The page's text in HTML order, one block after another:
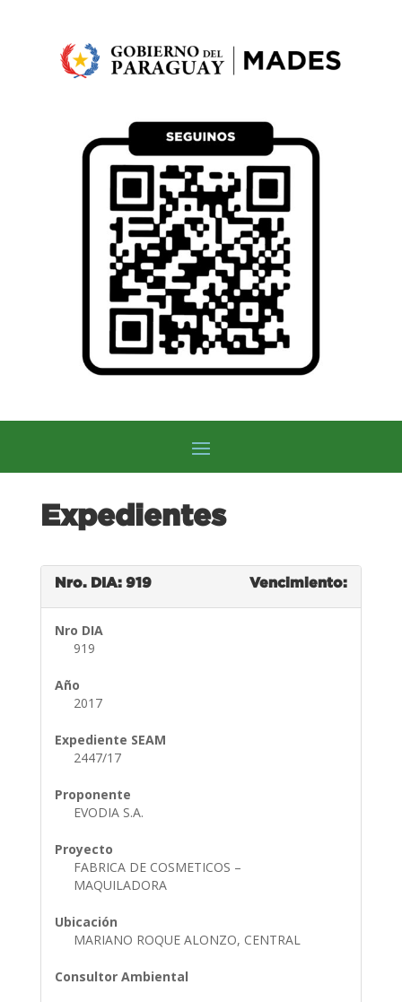
Expedientes
Nro. DIA: 919 Vencimiento:
Nro DIA
919
Año
2017
Expediente SEAM
2447/17
Proponente
EVODIA S.A.
Proyecto
FABRICA DE COSMETICOS –
MAQUILADORA
Ubicación
MARIANO ROQUE ALONZO, CENTRAL
Consultor Ambiental